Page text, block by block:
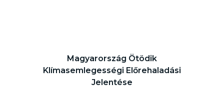
Magyarország Ötödik
Klímasemlegességi Előrehaladási
Jelentése